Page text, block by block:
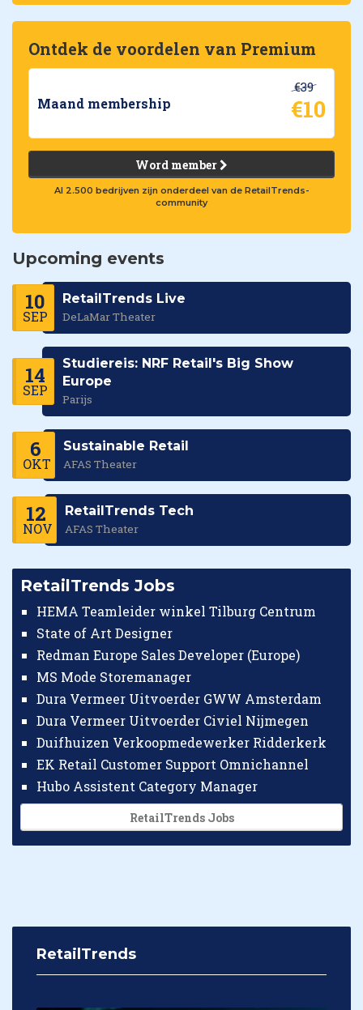
Ontdek de voordelen van Premium
Maand membership
€39
€10
Word member
Al 2.500 bedrijven zijn onderdeel van de RetailTrends-
community
Upcoming events
10
SEP
RetailTrends Live
DeLaMar Theater
14
SEP
Studiereis: NRF Retail's Big Show
Europe
Parijs
6
OKT
Sustainable Retail
AFAS Theater
12
NOV
RetailTrends Tech
AFAS Theater
RetailTrends Jobs
HEMA Teamleider winkel Tilburg Centrum
State of Art Designer
Redman Europe Sales Developer (Europe)
MS Mode Storemanager
Dura Vermeer Uitvoerder GWW Amsterdam
Dura Vermeer Uitvoerder Civiel Nijmegen
Duifhuizen Verkoopmedewerker Ridderkerk
EK Retail Customer Support Omnichannel
Hubo Assistent Category Manager
RetailTrends Jobs
RetailTrends